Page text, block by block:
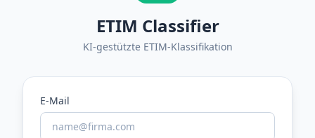
ETIM Classifier
KI-gestützte ETIM-Klassifikation
E-Mail